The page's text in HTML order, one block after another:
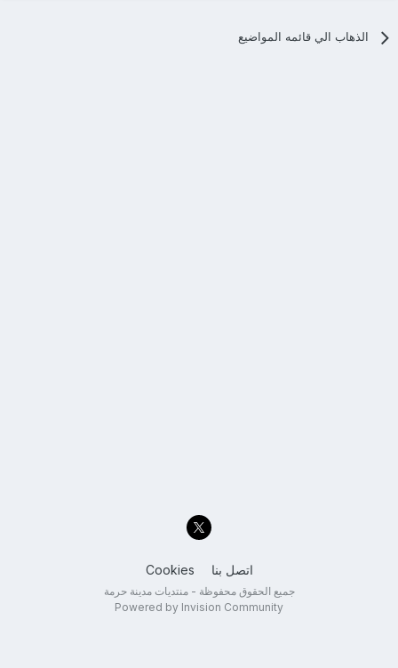
الذهاب الي قائمه المواضيع
اتصل بنا Cookies
جميع الحقوق محفوظة - منتديات مدينة حرمة
Powered by Invision Community